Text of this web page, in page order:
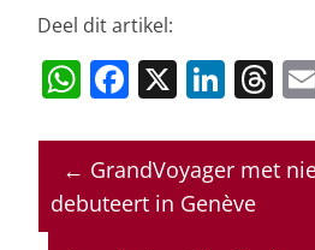
Deel dit artikel:
W
at
s
F
c
e
X Li
k
e
T
re
a
← GrandVoyager met
debuteert in Genève